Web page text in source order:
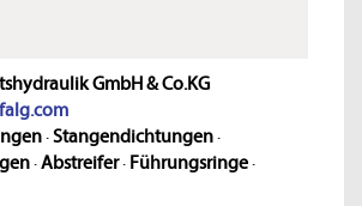
GmbH & Co.KG
·Stangendichtungen·
·Abstreifer· Führungsringe·